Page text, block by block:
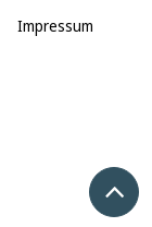
Impressum